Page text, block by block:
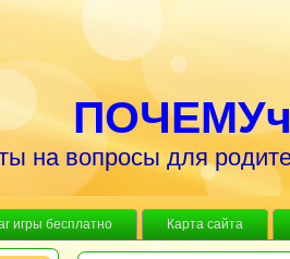
на вопросы для
игры бесплатно Карта сайта